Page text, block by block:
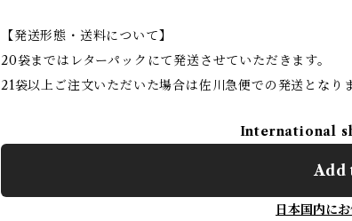
【発送形態・送料について】
20袋まではレターパックにて発送させていただきます。
21袋以上ご注文いただいた場合は佐川急便での発送となりま
International
Add
日本国内に